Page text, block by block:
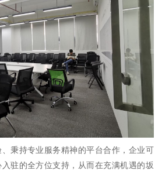
秉持专业服务精神的平台合作，企业可
驻的全方位支持，从而在充满机遇的坂